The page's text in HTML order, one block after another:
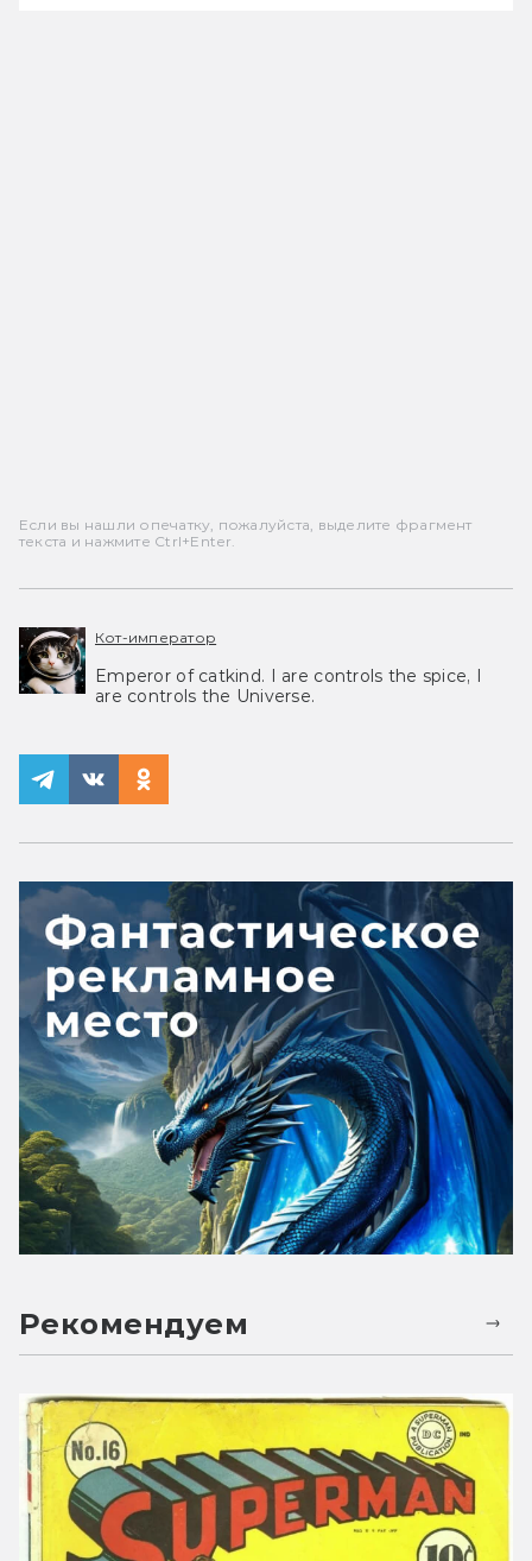
Если вы нашли опечатку, пожалуйста, выделите фрагмент
текста и нажмите Ctrl+Enter.
Кот-император
Emperor of catkind. I are controls the spice, I
are controls the Universe.
Рекомендуем